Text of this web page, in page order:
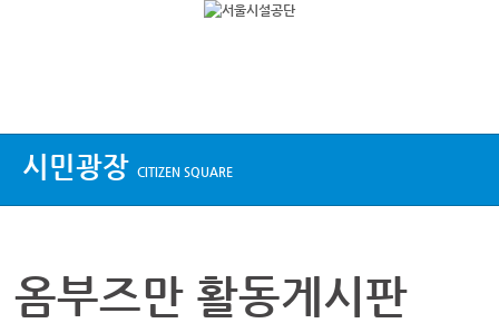
시민광장 CITIZEN SQUARE
옴부즈만 활동게시판